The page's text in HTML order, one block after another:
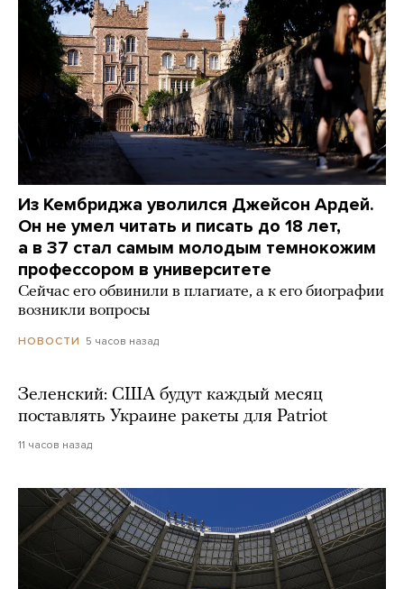
Из Кембриджа уволился Джейсон Ардей.
Он не умел читать и писать до 18 лет,
а в 37 стал самым молодым темнокожим
профессором в университете
Сейчас его обвинили в плагиате, а к его биографии
возникли вопросы
НОВОСТИ 5 часов назад
Зеленский: США будут каждый месяц
поставлять Украине ракеты для Patriot
11 часов назад